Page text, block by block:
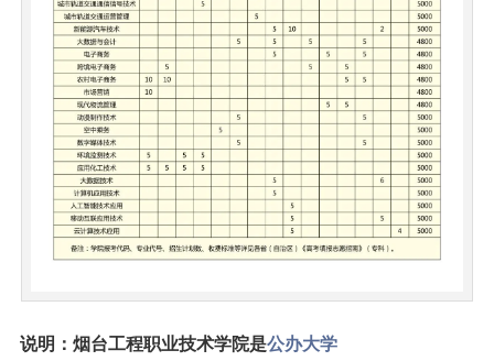
说明：烟台工程职业技术学院是公办大学